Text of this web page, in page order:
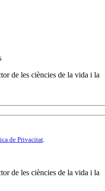
de les ciències de la vida i la
de Privacitat
de les ciències de la vida i la